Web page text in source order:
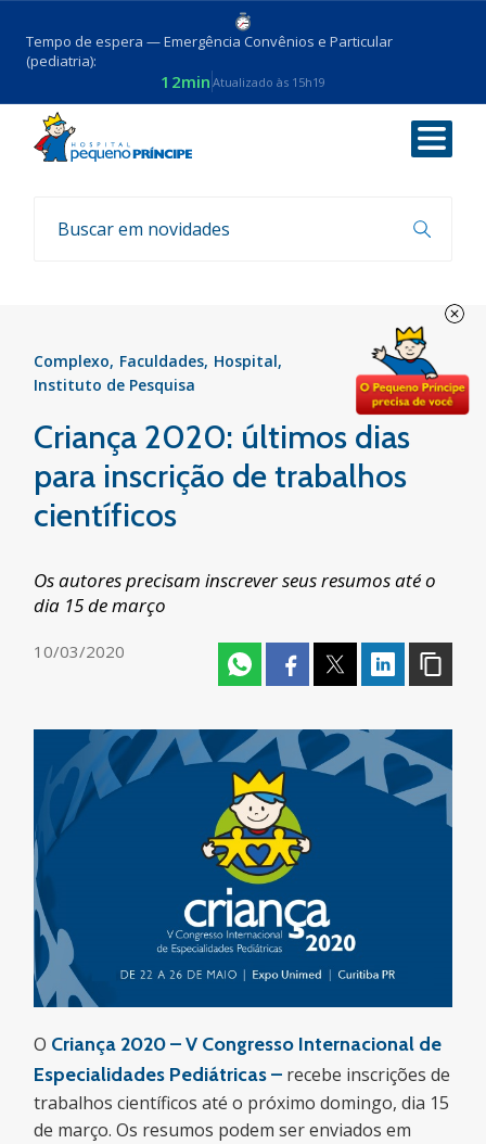
Tempo de espera — Emergência Convênios e Particular
(pediatria):
12min Atualizado às 15h19
Voltar
Notícias
Complexo Faculdades Hospital
Instituto de Pesquisa
Criança 2020: últimos dias
para inscrição de trabalhos
científicos
Os autores precisam inscrever seus resumos até o
dia 15 de março
10/03/2020
O Criança 2020 – V Congresso Internacional de
Especialidades Pediátricas – recebe inscrições de
trabalhos científicos até o próximo domingo, dia 15
de março. Os resumos podem ser enviados em